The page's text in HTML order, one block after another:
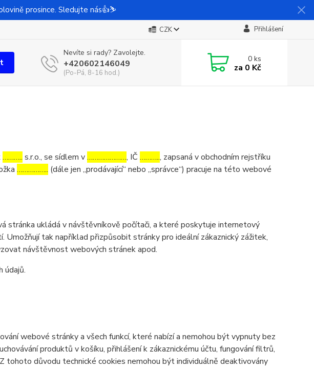
prosince. Sledujte nás👍⛷️
CZK Přihlášení
Nevíte si rady? Zavolejte.
+420602146049
(Po-Pá, 8-16 hod.)
0ks
za 0 Kč
……….. s.r.o., se sídlem v…………………, IČ ……….., zapsaná v obchodním rejstříku
…………….. (dále jen „prodávající“ nebo „správce“) pracuje na této webové
stránka ukládá v návštěvníkově počítači, a které poskytuje internetový
Umožňují tak například přizpůsobit stránky pro ideální zákaznický zážitek,
návštěvnost webových stránek apod.
údajů.
webové stránky a všech funkcí, které nabízí a nemohou být vypnuty bez
produktů v košíku, přihlášení k zákaznickému účtu, fungování filtrů,
tohoto důvodu technické cookies nemohou být individuálně deaktivovány